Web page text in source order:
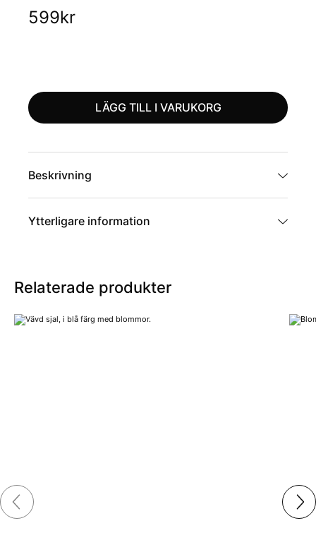
599kr
LÄGG TILL I VARUKORG
Beskrivning
Ytterligare information
Relaterade produkter